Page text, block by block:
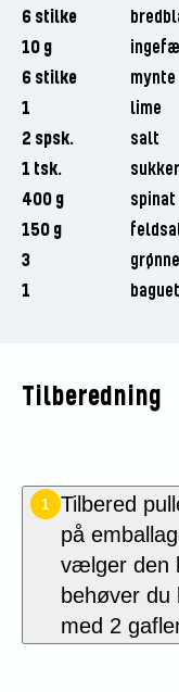
6 stilke
10 g
6 stilke
mynte
1
lime
2 spsk.
salt
1 tsk.
sukker
400 g
spinat
150 g
3
1
Tilberedning
1
Tilbered
på
vælger den
behøver du
med 2